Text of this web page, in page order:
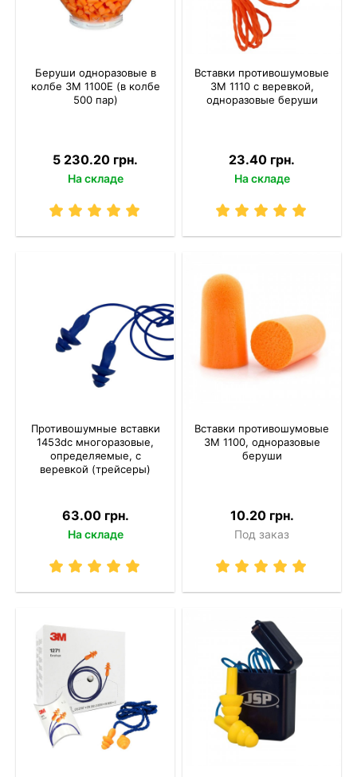
Беруши одноразовые в
колбе 3M 1100Е (в колбе
500 пар)
5 230.20 грн.
На складе
Вставки противошумовые
3M 1110 с веревкой,
одноразовые беруши
23.40 грн.
На складе
Противошумные вставки
1453dc многоразовые,
определяемые, с
веревкой (трейсеры)
63.00 грн.
На складе
Вставки противошумовые
3M 1100, одноразовые
беруши
10.20 грн.
Под заказ